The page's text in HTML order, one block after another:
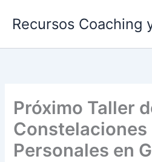
Recursos Coaching
Próximo Taller
Constelaciones
Personales en